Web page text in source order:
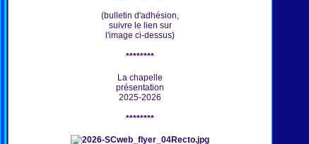
(bulletin d'adhésion,
suivre le lien sur
l'image ci-dessus)
********
La chapelle
présentation
2025-2026
********